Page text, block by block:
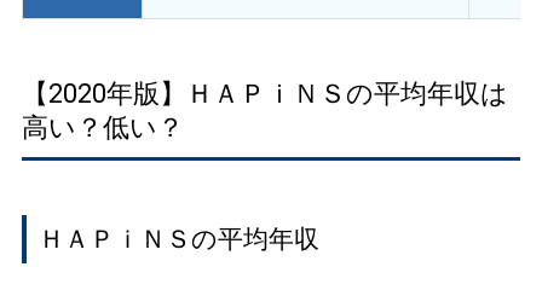
【2020年版】ＨＡＰｉＮＳの平均年収は
高い？低い？
ＨＡＰｉＮＳの平均年収